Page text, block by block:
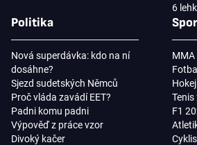
6
Politika
Nová superdávka: kdo na ní
dosáhne?
Sjezd sudetských Němců
Proč vláda zavádí EET?
Padni komu padni
Výpověď z práce vzor
Divoký kačer
MMA
F1